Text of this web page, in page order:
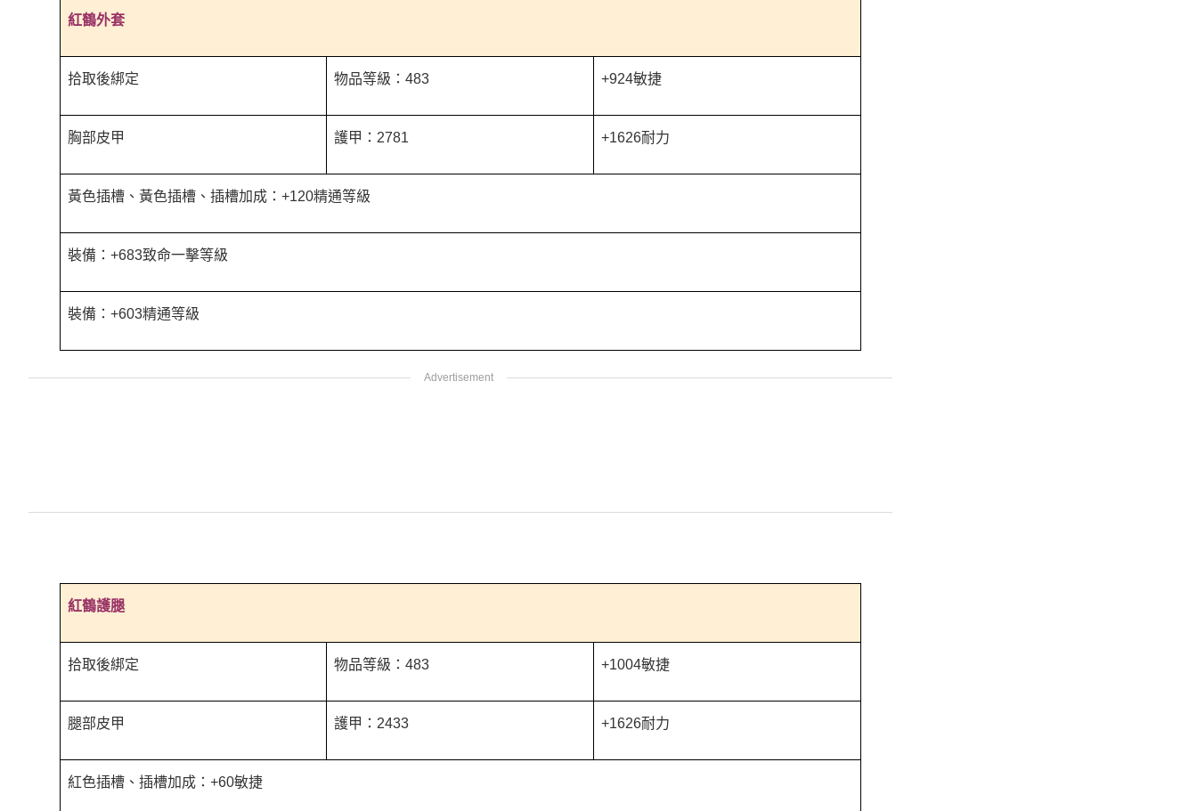
紅鶴外套
拾取後綁定 物品等級：483 +924敏捷
胸部皮甲 護甲：2781 +1626耐力
黃色插槽、黃色插槽、插槽加成：+120精通等級
裝備：+683致命一擊等級
裝備：+603精通等級
紅鶴護腿
拾取後綁定 物品等級：483 +1004敏捷
腿部皮甲 護甲：2433 +1626耐力
紅色插槽、插槽加成：+60敏捷